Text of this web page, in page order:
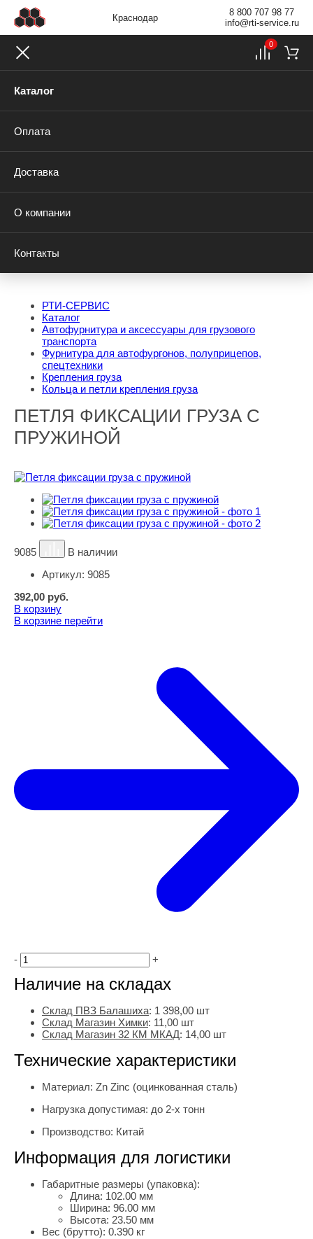
Краснодар
8 800 707 98 77
info@rti-service.ru
Каталог
Оплата
Доставка
О компании
Контакты
0
РТИ-СЕРВИС
Каталог
Автофурнитура и аксессуары для грузового
транспорта
Фурнитура для автофургонов, полуприцепов,
спецтехники
Крепления груза
Кольца и петли крепления груза
ПЕТЛЯ ФИКСАЦИИ ГРУЗА С
ПРУЖИНОЙ
9085
В наличии
Артикул: 9085
392,00 руб.
В корзину
В корзине перейти
- +
Наличие на складах
Склад ПВЗ Балашиха: 1 398,00 шт
Склад Магазин Химки: 11,00 шт
Склад Магазин 32 КМ МКАД: 14,00 шт
Технические характеристики
Материал: Zn Zinc (оцинкованная сталь)
Нагрузка допустимая: до 2-х тонн
Производство: Китай
Информация для логистики
Габаритные размеры (упаковка):
Длина: 102.00 мм
Ширина: 96.00 мм
Высота: 23.50 мм
Вес (брутто): 0.390 кг